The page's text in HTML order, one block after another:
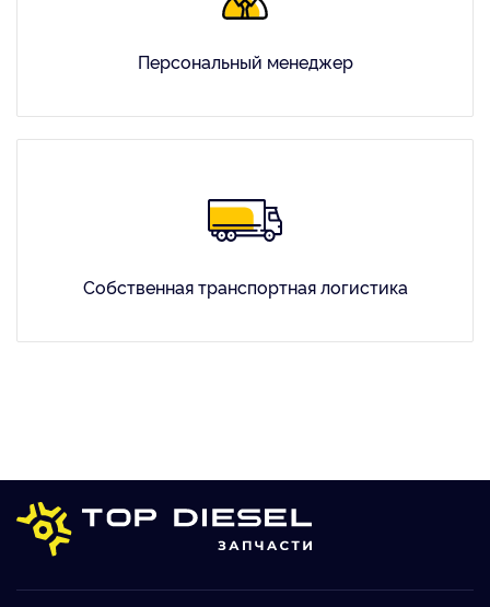
Персональный менеджер
Собственная транспортная логистика